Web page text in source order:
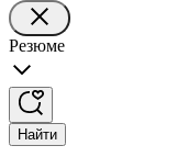
Резюме
Найти